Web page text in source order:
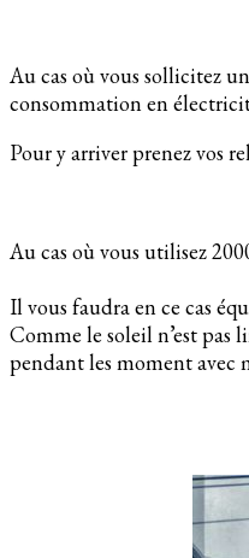
Au cas où vous sollicitez
consommation en
Pour y arriver prenez vos
Au cas où vous utilisez
Il vous faudra en ce cas
Comme le soleil n’est pas
pendant les moment avec